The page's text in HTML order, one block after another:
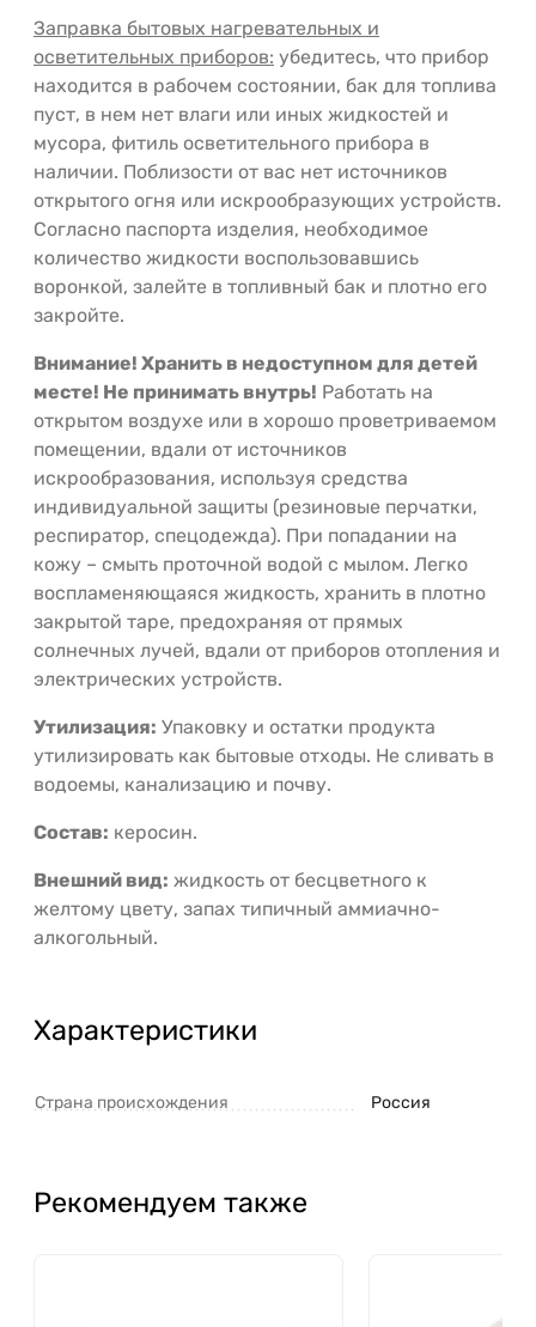
Заправка бытовых нагревательных и
осветительных приборов: убедитесь, что прибор
находится в рабочем состоянии, бак для топлива
пуст, в нем нет влаги или иных жидкостей и
мусора, фитиль осветительного прибора в
наличии. Поблизости от вас нет источников
открытого огня или искрообразующих устройств.
Согласно паспорта изделия, необходимое
количество жидкости воспользовавшись
воронкой, залейте в топливный бак и плотно его
закройте.
Внимание! Хранить в недоступном для детей
месте! Не принимать внутрь! Работать на
открытом воздухе или в хорошо проветриваемом
помещении, вдали от источников
искрообразования, используя средства
индивидуальной защиты (резиновые перчатки,
респиратор, спецодежда). При попадании на
кожу – смыть проточной водой с мылом. Легко
воспламеняющаяся жидкость, хранить в плотно
закрытой таре, предохраняя от прямых
солнечных лучей, вдали от приборов отопления и
электрических устройств.
Утилизация: Упаковку и остатки продукта
утилизировать как бытовые отходы. Не сливать в
водоемы, канализацию и почву.
Состав: керосин.
Внешний вид: жидкость от бесцветного к
желтому цвету, запах типичный аммиачно-
алкогольный.
Характеристики
Страна происхождения Россия
Рекомендуем также